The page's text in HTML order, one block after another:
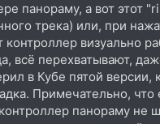
панораму, а вот этот
трека) или, при
визуально
всё перехватывают,
в Кубе пятой
Примечательно,
панораму не